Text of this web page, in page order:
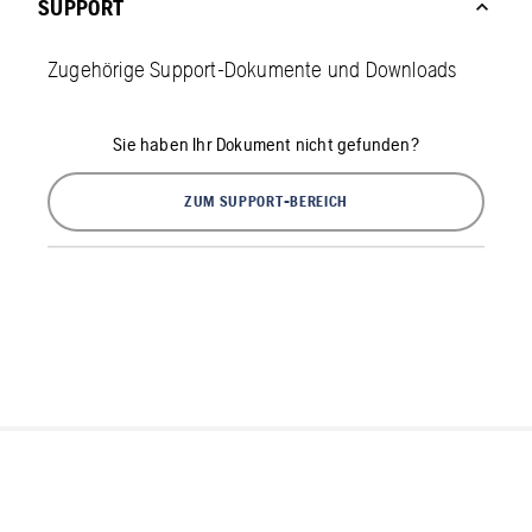
SUPPORT
Zugehörige Support-Dokumente und Downloads
Sie haben Ihr Dokument nicht gefunden?
ZUM SUPPORT-BEREICH